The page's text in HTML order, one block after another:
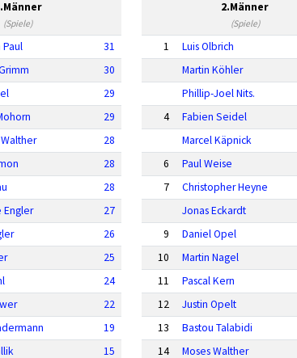
(Spiele)
Paul
31
30
29
29
28
28
28
Engler
27
26
25
24
22
19
15
2.Männer
(Spiele)
1 Luis Olbrich
Martin Köhler
Phillip-Joel Nits.
4
Fabien Seidel
Marcel Käpnick
6
Paul Weise
7
Christopher Heyne
Jonas Eckardt
9
Daniel Opel
10
Martin Nagel
11
Pascal Kern
12
Justin Opelt
13
Bastou Talabidi
14
Moses Walther